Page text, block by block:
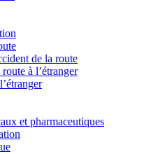
de la route
à l’étranger
et pharmaceutiques